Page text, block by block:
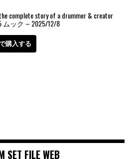
complete story of a drummer & creator
ムック – 2025/12/8
購入する
SET FILE WEB